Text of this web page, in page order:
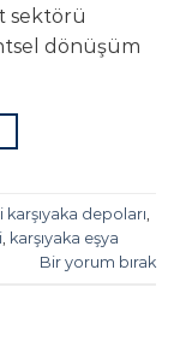
sektörü
dönüşüm
karşıyaka depoları
karşıyaka eşya
Bir yorum bırak